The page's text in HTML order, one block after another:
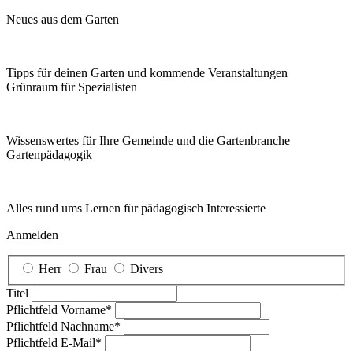
Neues aus dem Garten
Tipps für deinen Garten und kommende Veranstaltungen
Grünraum für Spezialisten
Wissenswertes für Ihre Gemeinde und die Gartenbranche
Garten­pädagogik
Alles rund ums Lernen für pädagogisch Interessierte
Anmelden
Herr Frau
Divers
Titel
Pflichtfeld Vorname*
Pflichtfeld Nachname*
Pflichtfeld E-Mail*